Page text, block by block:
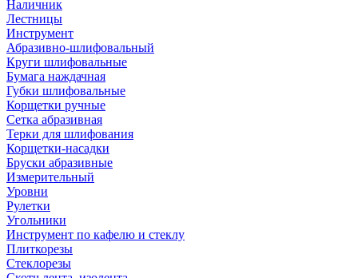
Наличник
Лестницы
Инструмент
Абразивно-шлифовальный
Круги шлифовальные
Бумага наждачная
Губки шлифовальные
Корщетки ручные
Сетка абразивная
Терки для шлифования
Корщетки-насадки
Бруски абразивные
Измерительный
Уровни
Рулетки
Угольники
Инструмент по кафелю и стеклу
Плиткорезы
Стеклорезы